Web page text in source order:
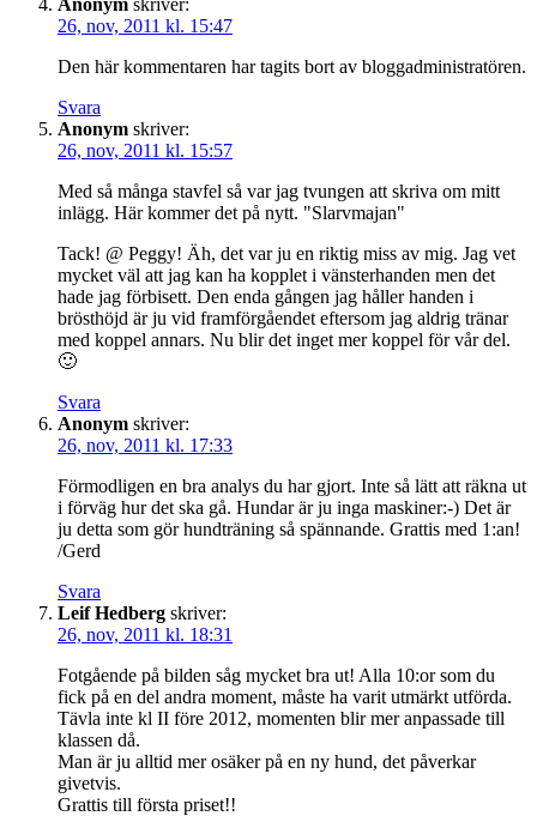
26, nov, 2011 kl. 15:47
Den här kommentaren har tagits bort av bloggadministratören.
Svara
Anonym skriver:
26, nov, 2011 kl. 15:57
Med så många stavfel så var jag tvungen att skriva om mitt
inlägg. Här kommer det på nytt. "Slarvmajan"
Tack! @ Peggy! Äh, det var ju en riktig miss av mig. Jag vet
mycket väl att jag kan ha kopplet i vänsterhanden men det
hade jag förbisett. Den enda gången jag håller handen i
brösthöjd är ju vid framförgåendet eftersom jag aldrig tränar
med koppel annars. Nu blir det inget mer koppel för vår del.
🙂
Svara
Anonym skriver:
26, nov, 2011 kl. 17:33
Förmodligen en bra analys du har gjort. Inte så lätt att räkna ut
i förväg hur det ska gå. Hundar är ju inga maskiner:-) Det är
ju detta som gör hundträning så spännande. Grattis med 1:an!
/Gerd
Svara
Leif Hedberg skriver:
26, nov, 2011 kl. 18:31
Fotgående på bilden såg mycket bra ut! Alla 10:or som du
fick på en del andra moment, måste ha varit utmärkt utförda.
Tävla inte kl II före 2012, momenten blir mer anpassade till
klassen då.
Man är ju alltid mer osäker på en ny hund, det påverkar
givetvis.
Grattis till första priset!!